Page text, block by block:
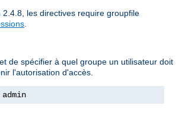
2.4.8, les directives require groupfile
.
de spécifier à quel groupe un utilisateur doit
l'autorisation d'accès.